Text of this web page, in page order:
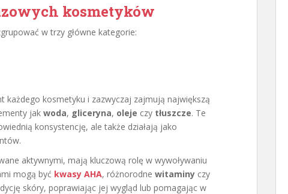
kosmetyków
w trzy główne kategorie:
każdego kosmetyku i zazwyczaj zajmują największą
jak woda, gliceryna, oleje czy tłuszcze. Te
konsystencję, ale także działają jako
aktywnymi, mają kluczową rolę w wywoływaniu
mogą być kwasy AHA, różnorodne witaminy czy
skóry, poprawiając jej wygląd lub pomagając w